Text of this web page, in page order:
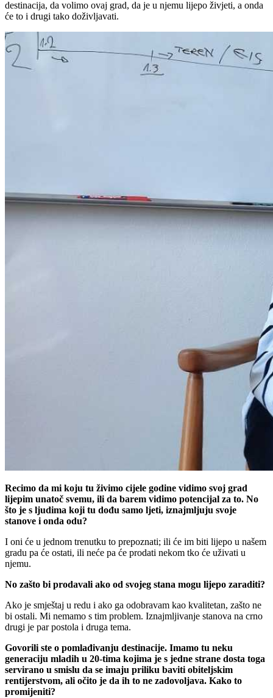
destinacija, da volimo ovaj grad, da je u njemu lijepo živjeti, a onda
će to i drugi tako doživljavati.
Recimo da mi koju tu živimo cijele godine vidimo svoj grad
lijepim unatoč svemu, ili da barem vidimo potencijal za to. No
što je s ljudima koji tu dođu samo ljeti, iznajmljuju svoje
stanove i onda odu?
I oni će u jednom trenutku to prepoznati; ili će im biti lijepo u našem
gradu pa će ostati, ili neće pa će prodati nekom tko će uživati u
njemu.
No zašto bi prodavali ako od svojeg stana mogu lijepo zaraditi?
Ako je smještaj u redu i ako ga odobravam kao kvalitetan, zašto ne
bi ostali. Mi nemamo s tim problem. Iznajmljivanje stanova na crno
drugi je par postola i druga tema.
Govorili ste o pomlađivanju destinacije. Imamo tu neku
generaciju mladih u 20-tima kojima je s jedne strane dosta toga
servirano u smislu da se imaju priliku baviti obiteljskim
rentijerstvom, ali očito je da ih to ne zadovoljava. Kako to
promijeniti?